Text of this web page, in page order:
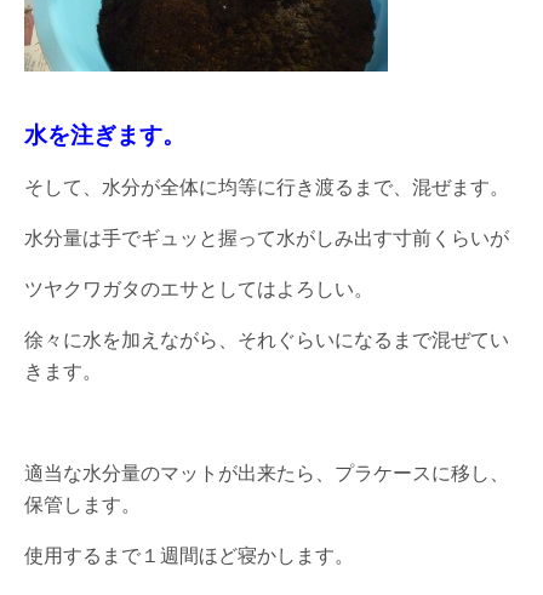
水を注ぎます。
そして、水分が全体に均等に行き渡るまで、混ぜます。
水分量は手でギュッと握って水がしみ出す寸前くらいが
ツヤクワガタのエサとしてはよろしい。
徐々に水を加えながら、それぐらいになるまで混ぜてい
きます。
適当な水分量のマットが出来たら、プラケースに移し、
保管します。
使用するまで１週間ほど寝かします。